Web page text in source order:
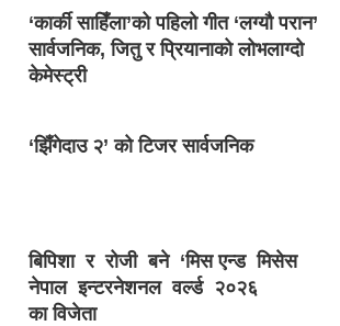
‘कार्की साहिँला’को पहिलो गीत ‘लग्यौ परान’
सार्वजनिक, जितु र प्रियानाको लोभलाग्दो
केमेस्ट्री
‘झिँगेदाउ २’ को टिजर सार्वजनिक
बिपिशा र रोजी बने ‘मिस एन्ड मिसेस
नेपाल इन्टरनेशनल वर्ल्ड २०२६
का विजेता